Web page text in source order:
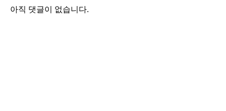
아직 댓글이 없습니다.